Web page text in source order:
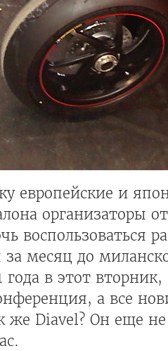
европейские и
организаторы
месяц до
года в этот
а все
Diavel? Он еще